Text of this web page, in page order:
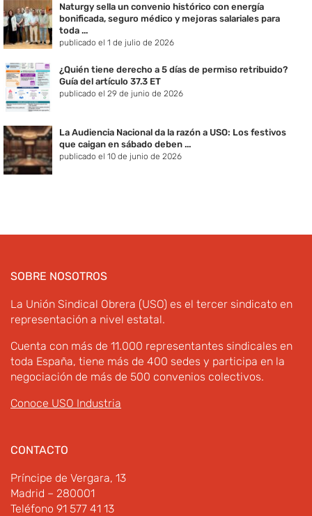
Naturgy sella un convenio histórico con energía
bonificada, seguro médico y mejoras salariales para
toda ...
publicado el 1 de julio de 2026
¿Quién tiene derecho a 5 días de permiso retribuido?
Guía del artículo 37.3 ET
publicado el 29 de junio de 2026
La Audiencia Nacional da la razón a USO: Los festivos
que caigan en sábado deben ...
publicado el 10 de junio de 2026
SOBRE NOSOTROS
La Unión Sindical Obrera (USO) es el tercer sindicato en
representación a nivel estatal.
Cuenta con más de 11.000 representantes sindicales en
toda España, tiene más de 400 sedes y participa en la
negociación de más de 500 convenios colectivos.
Conoce USO Industria
CONTACTO
Príncipe de Vergara, 13
Madrid – 280001
Teléfono 91 577 41 13